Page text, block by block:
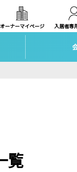
オーナーマイページ 入居者専
覧